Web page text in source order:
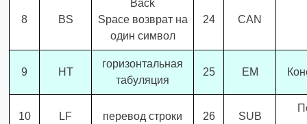
8 BS
Back
Space возврат на
один символ
24 CAN
9 HT
горизонтальная
табуляция
25 EM
10 LF перевод строки 26 SUB